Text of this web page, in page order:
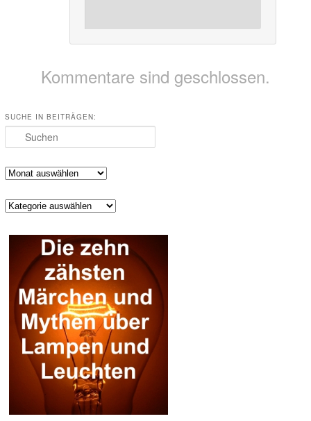
Kommentare sind geschlossen.
SUCHE IN BEITRÄGEN:
Suchen